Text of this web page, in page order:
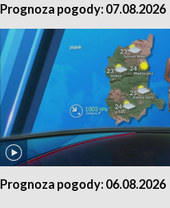
Prognoza pogody: 07.08.2026
Prognoza pogody: 06.08.2026